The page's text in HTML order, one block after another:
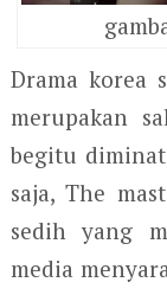
Drama korea
merupakan
begitu
saja, The
sedih yang
media